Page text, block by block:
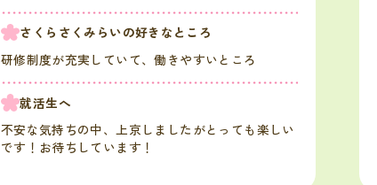
さくらさくみらいの好きなところ
研修制度が充実していて、働きやすいところ
就活生へ
不安な気持ちの中、上京しましたがとっても楽しい
です！お待ちしています！